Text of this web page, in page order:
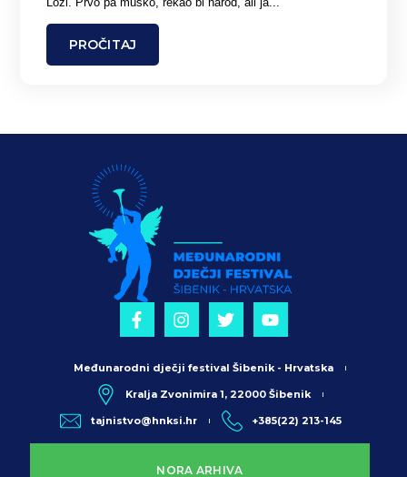
PROČITAJ
NORA ARHIVA
Međunarodni dječji festival Šibenik - Hrvatska
Kralja Zvonimira 1, 22000 Šibenik
tajnistvo@hnksi.hr +385(22) 213-145